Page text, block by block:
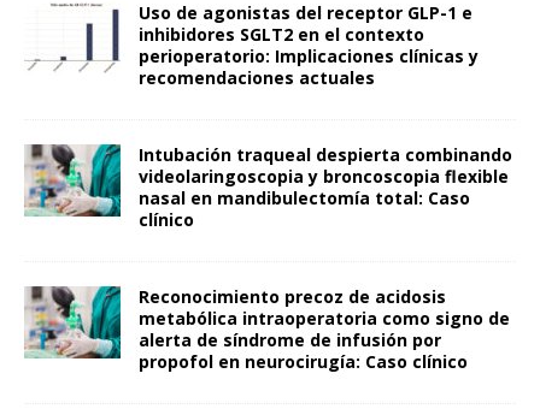
Uso de agonistas del receptor GLP-1 e
inhibidores SGLT2 en el contexto
perioperatorio: Implicaciones clínicas y
recomendaciones actuales
Intubación traqueal despierta combinando
videolaringoscopia y broncoscopia flexible
nasal en mandibulectomía total: Caso
clínico
Reconocimiento precoz de acidosis
metabólica intraoperatoria como signo de
alerta de síndrome de infusión por
propofol en neurocirugía: Caso clínico